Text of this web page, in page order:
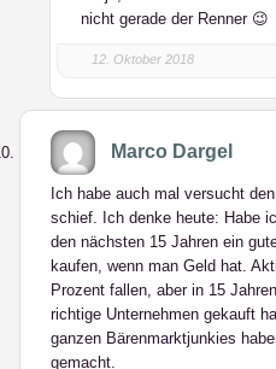
nicht gerade der Renner 😉
12. Oktober 2018
Marco Dargel
Ich habe auch mal versucht
schief. Ich denke heute: Habe
den nächsten 15 Jahren ein
kaufen, wenn man Geld hat.
Prozent fallen, aber in 15
richtige Unternehmen gekauft
ganzen Bärenmarktjunkies
gemacht.